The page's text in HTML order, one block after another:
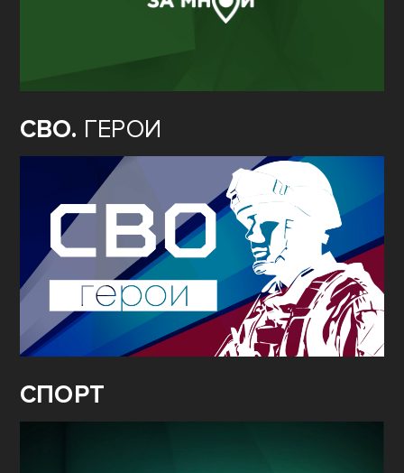
СВО. ГЕРОИ
СПОРТ